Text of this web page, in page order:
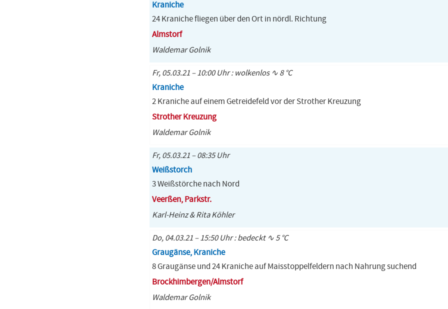
Kraniche
24 Kraniche fliegen über den Ort in nördl. Richtung
Almstorf
Waldemar Golnik
Fr, 05.03.21 – 10:00 Uhr : wolkenlos ∿ 8 °C
Kraniche
2 Kraniche auf einem Getreidefeld vor der Strother Kreuzung
Strother Kreuzung
Waldemar Golnik
Fr, 05.03.21 – 08:35 Uhr
Weißstorch
3 Weißstörche nach Nord
Veerßen, Parkstr.
Karl-Heinz & Rita Köhler
Do, 04.03.21 – 15:50 Uhr : bedeckt ∿ 5 °C
Graugänse, Kraniche
8 Graugänse und 24 Kraniche auf Maisstoppelfeldern nach Nahrung suchend
Brockhimbergen/Almstorf
Waldemar Golnik